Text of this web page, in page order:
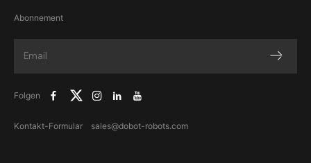
Abonnement
Folgen
Kontakt-Formular sales@dobot-robots.com